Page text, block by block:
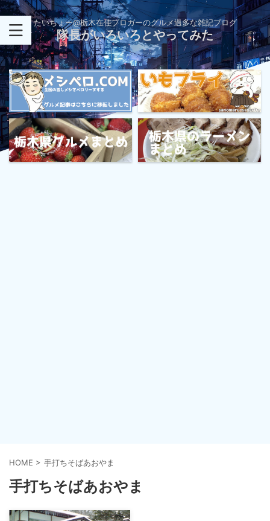
たいちょー@栃木在住ブロガーのグルメ過多な雑記ブログ
隊長がいろいろとやってみた
HOME > 手打ちそばあおやま
手打ちそばあおやま